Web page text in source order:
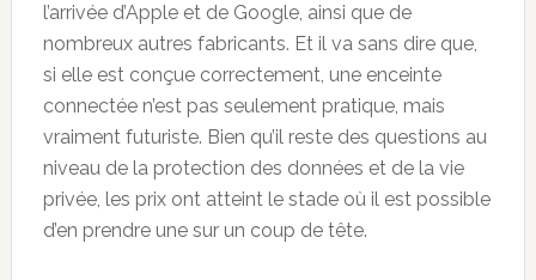
l’arrivée d’Apple et de Google, ainsi que de
nombreux autres fabricants. Et il va sans dire que,
si elle est conçue correctement, une enceinte
connectée n’est pas seulement pratique, mais
vraiment futuriste. Bien qu’il reste des questions au
niveau de la protection des données et de la vie
privée, les prix ont atteint le stade où il est possible
d’en prendre une sur un coup de tête.